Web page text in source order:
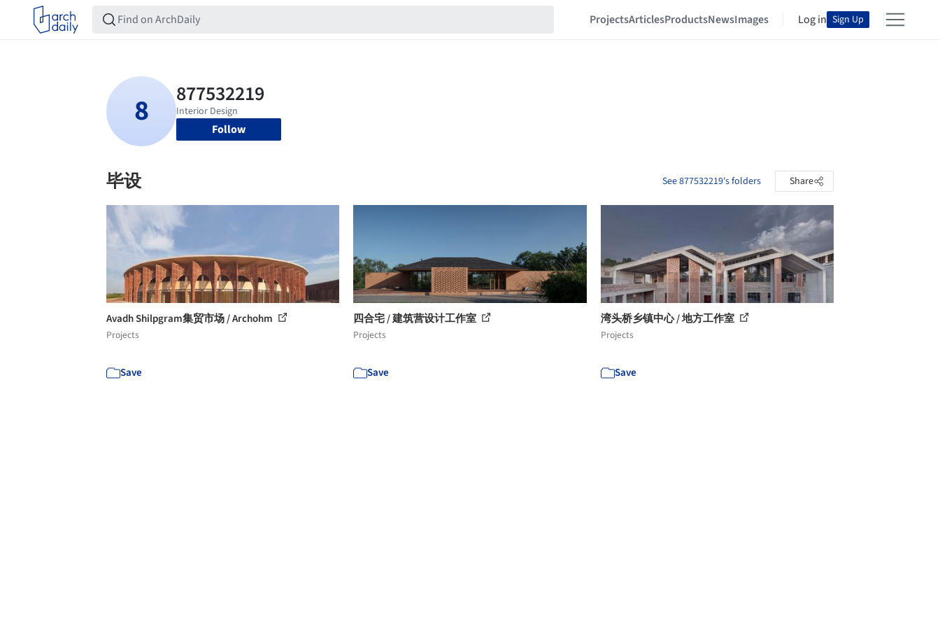
ProjectsArticlesProductsNewsImages Log in Sign Up
Follow
毕设 See 877532219's folders Share
Avadh Shilpgram集贸市场 / Archohm
Projects
Save
四合宅 / 建筑营设计工作室
Projects
Save
湾头桥乡镇中心 / 地方工作室
Projects
Save